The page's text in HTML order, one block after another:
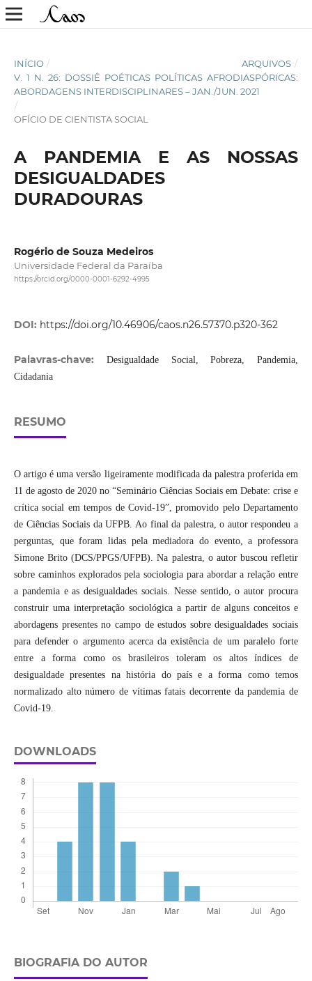
INÍCIO / ARQUIVOS /
V. 1 N. 26: DOSSIÊ POÉTICAS POLÍTICAS AFRODIASPÓRICAS:
ABORDAGENS INTERDISCIPLINARES – JAN./JUN. 2021
/
OFÍCIO DE CIENTISTA SOCIAL
A PANDEMIA E AS NOSSAS
DESIGUALDADES
DURADOURAS
Rogério de Souza Medeiros
Universidade Federal da Paraíba
https://orcid.org/0000-0001-6292-4995
DOI: https://doi.org/10.46906/caos.n26.57370.p320-362
Palavras-chave:
Desigualdade Social, Pobreza, Pandemia,
Cidadania
RESUMO
O artigo é uma versão ligeiramente modificada da palestra proferida em
11 de agosto de 2020 no “Seminário Ciências Sociais em Debate: crise e
crítica social em tempos de Covid-19”, promovido pelo Departamento
de Ciências Sociais da UFPB. Ao final da palestra, o autor respondeu a
perguntas, que foram lidas pela mediadora do evento, a professora
Simone Brito (DCS/PPGS/UFPB). Na palestra, o autor buscou refletir
sobre caminhos explorados pela sociologia para abordar a relação entre
a pandemia e as desigualdades sociais. Nesse sentido, o autor procura
construir uma interpretação sociológica a partir de alguns conceitos e
abordagens presentes no campo de estudos sobre desigualdades sociais
para defender o argumento acerca da existência de um paralelo forte
entre a forma como os brasileiros toleram os altos índices de
desigualdade presentes na história do país e a forma como temos
normalizado alto número de vítimas fatais decorrente da pandemia de
Covid-19.
DOWNLOADS
BIOGRAFIA DO AUTOR